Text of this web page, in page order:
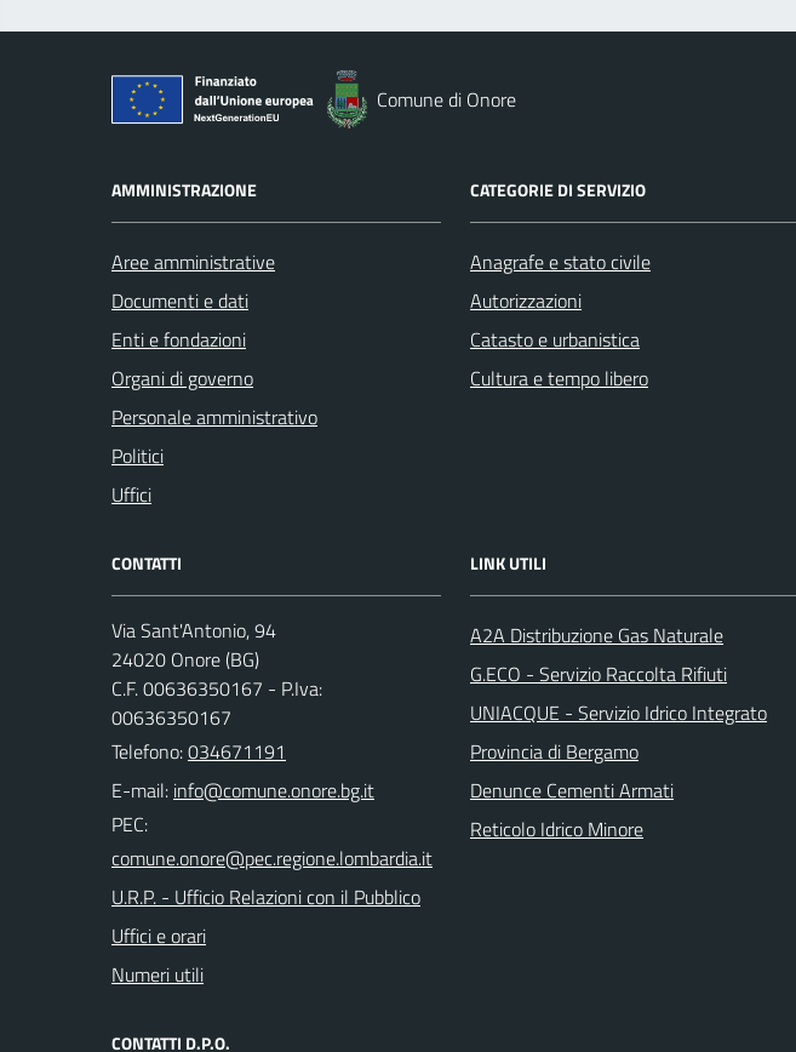
Comune di Onore
AMMINISTRAZIONE
Aree amministrative
Documenti e dati
Enti e fondazioni
Organi di governo
Personale amministrativo
Politici
Uffici
CATEGORIE DI SERVIZIO
Anagrafe e stato civile
Autorizzazioni
Catasto e urbanistica
Cultura e tempo libero
CONTATTI
Via Sant'Antonio, 94
24020 Onore (BG)
C.F. 00636350167 - P.Iva:
00636350167
Telefono:034671191
E-mail:
PEC:
U.R.P. - Ufficio Relazioni con il Pubblico
Uffici e orari
Numeri utili
CONTATTI D.P.O.
LINK UTILI
A2A Distribuzione Gas Naturale
G.ECO - Servizio Raccolta Rifiuti
UNIACQUE - Servizio Idrico Integrato
Provincia di Bergamo
Denunce Cementi Armati
Reticolo Idrico Minore